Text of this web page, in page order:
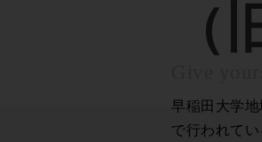
（
早稲田大学
で行われてい